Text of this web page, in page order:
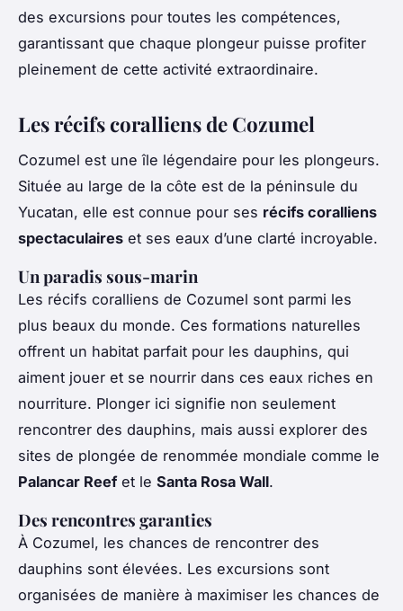
des excursions pour toutes les compétences,
garantissant que chaque plongeur puisse profiter
pleinement de cette activité extraordinaire.
Les récifs coralliens de Cozumel
Cozumel est une île légendaire pour les plongeurs.
Située au large de la côte est de la péninsule du
Yucatan, elle est connue pour ses récifs coralliens
spectaculaires et ses eaux d’une clarté incroyable.
Un paradis sous-marin
Les récifs coralliens de Cozumel sont parmi les
plus beaux du monde. Ces formations naturelles
offrent un habitat parfait pour les dauphins, qui
aiment jouer et se nourrir dans ces eaux riches en
nourriture. Plonger ici signifie non seulement
rencontrer des dauphins, mais aussi explorer des
sites de plongée de renommée mondiale comme le
Palancar Reefet le Santa Rosa Wall.
Des rencontres garanties
À Cozumel, les chances de rencontrer des
dauphins sont élevées. Les excursions sont
organisées de manière à maximiser les chances de